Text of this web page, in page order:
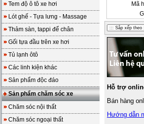
Tem độ ô tô xe hơi
Lót ghế - Tựa lưng - Massage
Thảm sàn, tappi để chân
Gối tựa đầu trên xe hơi
Tủ lạnh ôtô
Các linh kiện khác
Sản phẩm độc đáo
Sản phẩm chăm sóc xe
Chăm sóc nội thất
Chăm sóc ngoại thất
Mã
Hỗ trợ
Bán hàng
Hướng dẫn